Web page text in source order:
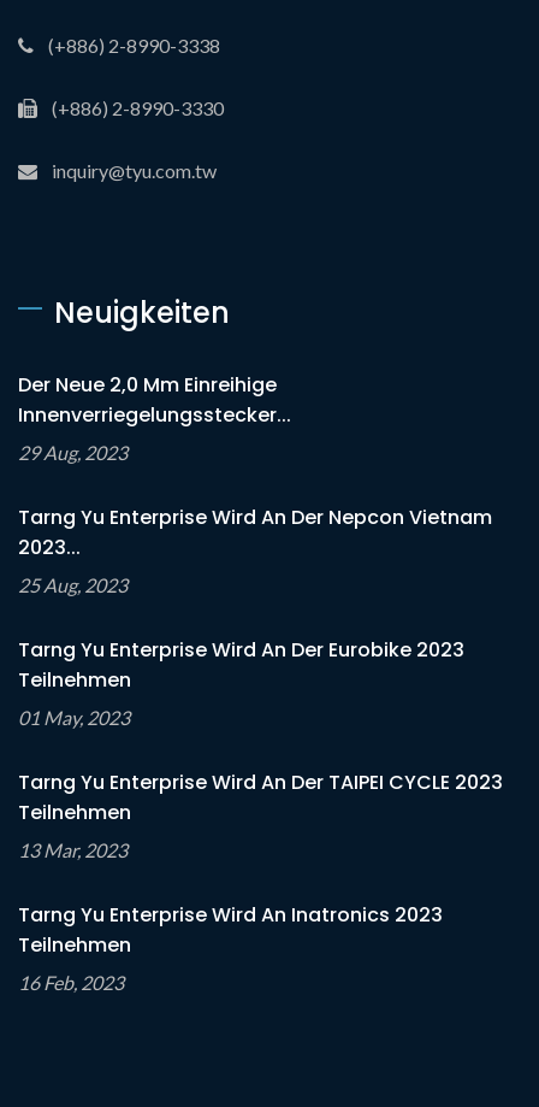
(+886) 2-8990-3338
(+886) 2-8990-3330
inquiry@tyu.com.tw
Neuigkeiten
Der Neue 2,0 Mm Einreihige
Innenverriegelungsstecker...
29 Aug, 2023
Tarng Yu Enterprise Wird An Der Nepcon Vietnam
2023...
25 Aug, 2023
Tarng Yu Enterprise Wird An Der Eurobike 2023
Teilnehmen
01 May, 2023
Tarng Yu Enterprise Wird An Der TAIPEI CYCLE 2023
Teilnehmen
13 Mar, 2023
Tarng Yu Enterprise Wird An Inatronics 2023
Teilnehmen
16 Feb, 2023